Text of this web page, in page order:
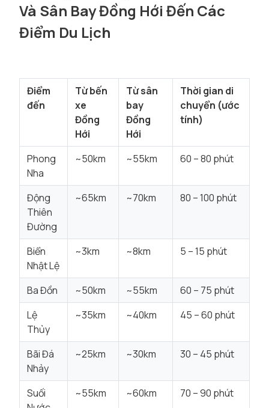
Và Sân Bay Đồng Hới Đến Các
Điểm Du Lịch
Điểm
đến
Từ bến
xe
Đồng
Hới
Từ sân
bay
Đồng
Hới
Thời gian di
chuyển (ước
tính)
Phong
Nha
~50km ~55km 60 – 80 phút
Động
Thiên
Đường
~65km ~70km 80 – 100 phút
Biển
Nhật Lệ
~3km ~8km 5 – 15 phút
Ba Đồn ~50km ~55km
60 – 75 phút
Lệ
Thủy
~35km ~40km 45 – 60 phút
Bãi Đá
Nhảy
~25km ~30km 30 – 45 phút
Suối
~55km ~60km 70 – 90 phút